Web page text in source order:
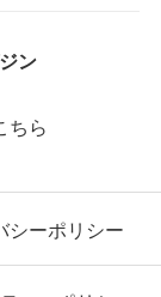
に同意するも
の対象とな
ン
ちら
シーポリシー